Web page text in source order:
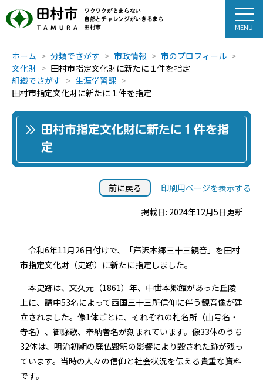
田村市
TAMURA
ワクワクがとまらない
自然とチャレンジがいきるまち
田村市
ホーム 分類でさがす 市政情報
市のプロフィール
文化財
田村市指定文化財に新たに１件を指定
組織でさがす
生涯学習課
田村市指定文化財に新たに１件を指定
田村市指定文化財に新たに１件を指
定
前に戻る 印刷用ページを表示する
掲載日: 2024年12月5日更新
令和6年11月26日付けで、「芦沢本郷三十三観音」を田村
市指定文化財（史跡）に新たに指定しました。
本史跡は、文久元（1861）年、中世本郷館があった丘陵
上に、講中53名によって西国三十三所信仰に伴う観音像が建
立されました。像1体ごとに、それぞれの札名所（山号名・
寺名）、御詠歌、奉納者名が刻まれています。像33体のうち
32体は、明治初期の廃仏毀釈の影響により毀された跡が残っ
ています。当時の人々の信仰と社会状況を伝える貴重な資料
です。